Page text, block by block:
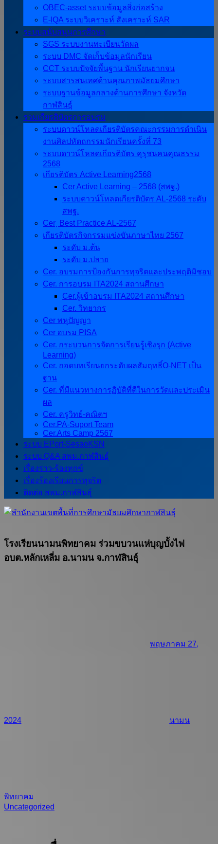
OBEC-asset ระบบข้อมูลสิ่งก่อสร้าง
E-IQA ระบบวิเคราะห์ สังเคราะห์ SAR
ระบบสนับสนุนการศึกษา
SGS ระบบงานทะเบียนวัดผล
ระบบ DMC จัดเก็บข้อมูลนักเรียน
CCT ระบบปัจจัยพื้นฐาน นักเรียนยากจน
ระบบสารสนเทศด้านคุณภาพมัธยมศึกษา
ระบบฐานข้อมูลกลางด้านการศึกษา จังหวัด
กาฬสินธุ์
รวมเกียรติบัตรการอบรม
ระบบดาวน์โหลดเกียรติบัตรคณะกรรมการดำเนิน
งานศิลปหัตถกรรมนักเรียนครั้งที่ 73
ระบบดาวน์โหลดเกียรติบัตร คุรุชนคนคุณธรรม
2568
เกียรติบัตร Active Learning2568
Cer Active Learning – 2568 (สพฐ.)
ระบบดาวน์โหลดเกียรติบัตร AL-2568 ระดับ
สพฐ.
Cer ฺ Best Practice AL-2567
เกียรติบัตรกิจกรรมแข่งขันภาษาไทย 2567
ระดับ ม.ต้น
ระดับ ม.ปลาย
Cer. อบรมการป้องกันการทุจริตและประพฤติมิชอบ
Cer. การอบรม ITA2024 สถานศึกษา
Cer.ผู้เข้าอบรม ITA2024 สถานศึกษา
Cer. วิทยากร
Cer พหุปัญญา
Cer อบรม PISA
Cer. กระบวนการจัดการเรียนรู้เชิงรุก (Active
Learning)
Cer. ถอดบทเรียนยกระดับผลสัมฤทธิ์O-NET เป็น
ฐาน
Cer. ที่มีแนวทางการฏิบัติที่ดีในการวัดและประเมิน
ผล
Cer. ครูวิทย์-คณิตฯ
Cer.PA-Suport Team
Cer.Arts Camp 2567
ระบบ EPort-SesaoKSN
ระบบ Q&A สพม.กาฬสินธุ์
เรื่องราว-ร้องทุกข์
เรื่องร้องเรียนการทุจริต
ติดต่อ สพม.กาฬสินธุ์
โรงเรียนนามนพิทยาคม ร่วมขบวนแห่บุญบั้งไฟ
อบต.หลักเหลี่ม อ.นามน จ.กาฬสินธุ์
พฤษภาคม 27,
2024 นามน
พิทยาคม
Uncategorized